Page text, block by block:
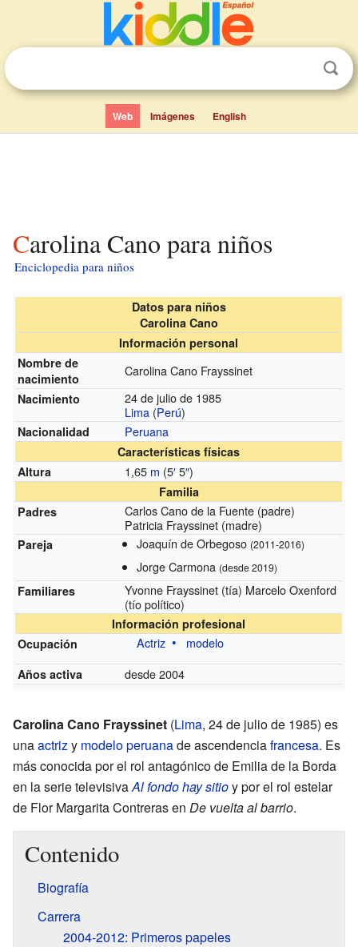
Web Imágenes English
Carolina Cano para niños
Enciclopedia para niños
Datos para niños
Carolina Cano
Información personal
Nombre de
nacimiento
Carolina Cano Frayssinet
Nacimiento
24 de julio de 1985
Lima (Perú)
Nacionalidad Peruana
Características físicas
Altura
1,65 m (5′5″)
Familia
Padres
Carlos Cano de la Fuente (padre)
Patricia Frayssinet (madre)
Pareja Joaquín de Orbegoso (2011-2016)
Jorge Carmona (desde 2019)
Familiares
Yvonne Frayssinet (tía) Marcelo Oxenford
(tío político)
Información profesional
Ocupación
Actriz modelo
Años activa desde 2004
Carolina Cano Frayssinet (Lima, 24 de julio de 1985) es
unaactrizy modeloperuanade ascendenciafrancesa. Es
más conocida por el rol antagónico de Emilia de la Borda
en la serie televisivaAl fondo hay sitioy por el rol estelar
de Flor Margarita Contreras en De vuelta al barrio.
Contenido
Biografía
Carrera
2004-2012: Primeros papeles